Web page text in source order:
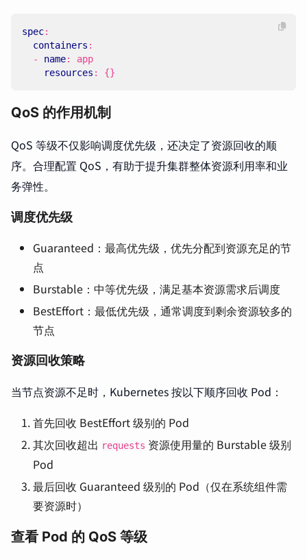
spec:
containers :
- name:
app
resources : {}
QoS 的作用机制
QoS 等级不仅影响调度优先级，还决定了资源回收的顺
序。合理配置 QoS，有助于提升集群整体资源利用率和业
务弹性。
调度优先级
Guaranteed：最高优先级，优先分配到资源充足的节
点
Burstable：中等优先级，满足基本资源需求后调度
BestEffort：最低优先级，通常调度到剩余资源较多的
节点
资源回收策略
当节点资源不足时，Kubernetes 按以下顺序回收 Pod：
首先回收 BestEffort 级别的 Pod
其次回收超出 requests 资源使用量的 Burstable 级别
Pod
最后回收 Guaranteed 级别的 Pod（仅在系统组件需
要资源时）
查看 Pod 的 QoS 等级